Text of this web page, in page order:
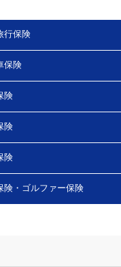
行保険
保険
険
険
険
険・ゴルファー保険